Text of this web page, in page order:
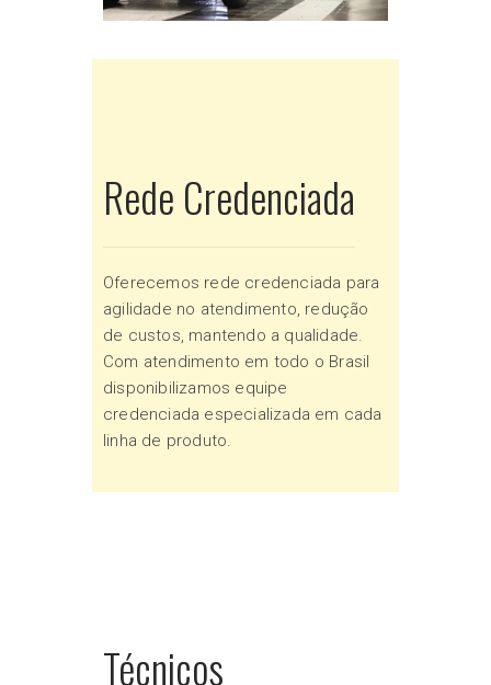
Rede Credenciada
Oferecemos rede credenciada para
agilidade no atendimento, redução
de custos, mantendo a qualidade.
Com atendimento em todo o Brasil
disponibilizamos equipe
credenciada especializada em cada
linha de produto.
Técnicos